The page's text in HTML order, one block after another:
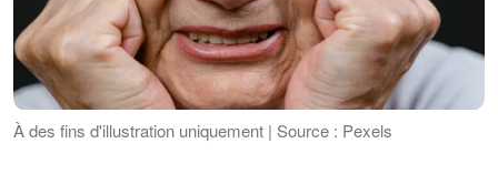
À des fins d'illustration uniquement | Source : Pexels